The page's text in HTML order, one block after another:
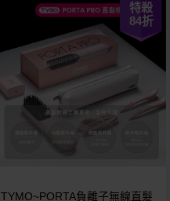
特殺
84折
TYMO~PORTA負離子無線直髮